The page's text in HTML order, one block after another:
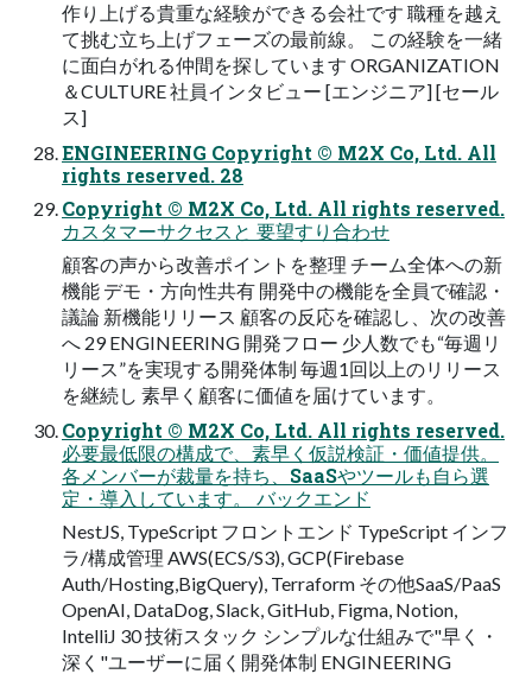
作り上げる貴重な経験ができる会社です 職種を越え
て挑む立ち上げフェーズの最前線。 この経験を一緒
に面白がれる仲間を探しています ORGANIZATION
＆CULTURE 社員インタビュー [エンジニア] [セール
ス]
ENGINEERING Copyright © M2X Co, Ltd. All
rights reserved. 28
Copyright © M2X Co, Ltd. All rights reserved.
カスタマーサクセスと 要望すり合わせ
顧客の声から改善ポイントを整理 チーム全体への新
機能 デモ・方向性共有 開発中の機能を全員で確認・
議論 新機能リリース 顧客の反応を確認し、次の改善
へ 29 ENGINEERING 開発フロー 少人数でも“毎週リ
リース”を実現する開発体制 毎週1回以上のリリース
を継続し 素早く顧客に価値を届けています。
Copyright © M2X Co, Ltd. All rights reserved.
必要最低限の構成で、素早く仮説検証・価値提供。
各メンバーが裁量を持ち、SaaSやツールも自ら選
定・導入しています。 バックエンド
NestJS, TypeScript フロントエンド TypeScript インフ
ラ/構成管理 AWS(ECS/S3), GCP(Firebase
Auth/Hosting,BigQuery), Terraform その他SaaS/PaaS
OpenAI, DataDog, Slack, GitHub, Figma, Notion,
IntelliJ 30 技術スタック シンプルな仕組みで"早く・
深く"ユーザーに届く開発体制 ENGINEERING